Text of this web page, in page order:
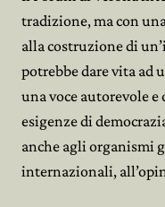
tradizione, ma con
alla costruzione di
potrebbe dare vita ad
una voce autorevole
esigenze di
anche agli organismi
internazionali,